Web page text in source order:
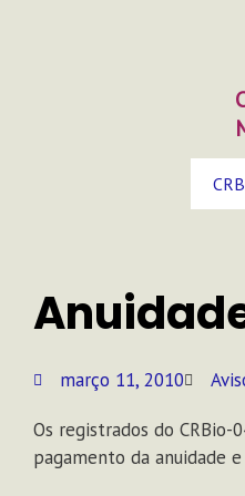
março 11, 2010
Os registrados do
pagamento da anuidade